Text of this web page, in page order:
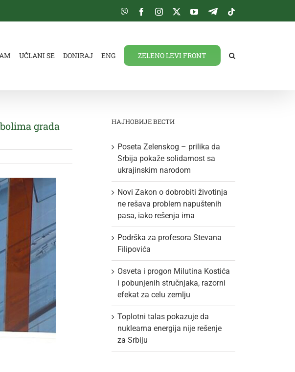
Viber FacebookInstagram
TwitterYouTube
Telegram
UČLANI SE DONIRAJ ENG ZELENO LEVI FRONT
grada НАЈНОВИЈЕ ВЕСТИ
Poseta Zelenskog – prilika da
Srbija pokaže solidarnost sa
ukrajinskim narodom
Novi Zakon o dobrobiti životinja
ne rešava problem napuštenih
pasa, iako rešenja ima
Podrška za profesora Stevana
Filipovića
Osveta i progon Milutina Kostića
i pobunjenih stručnjaka, razorni
efekat za celu zemlju
Toplotni talas pokazuje da
nuklearna energija nije rešenje
za Srbiju